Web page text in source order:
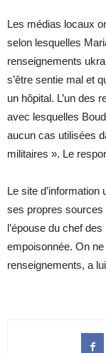
Les médias locaux
selon lesquelles
renseignements
s’être sentie mal et
un hôpital. L’un des
avec lesquelles
aucun cas utilisées
militaires ». Le
Le site
ses propres sources
l’épouse du chef
empoisonnée. On
renseignements, a